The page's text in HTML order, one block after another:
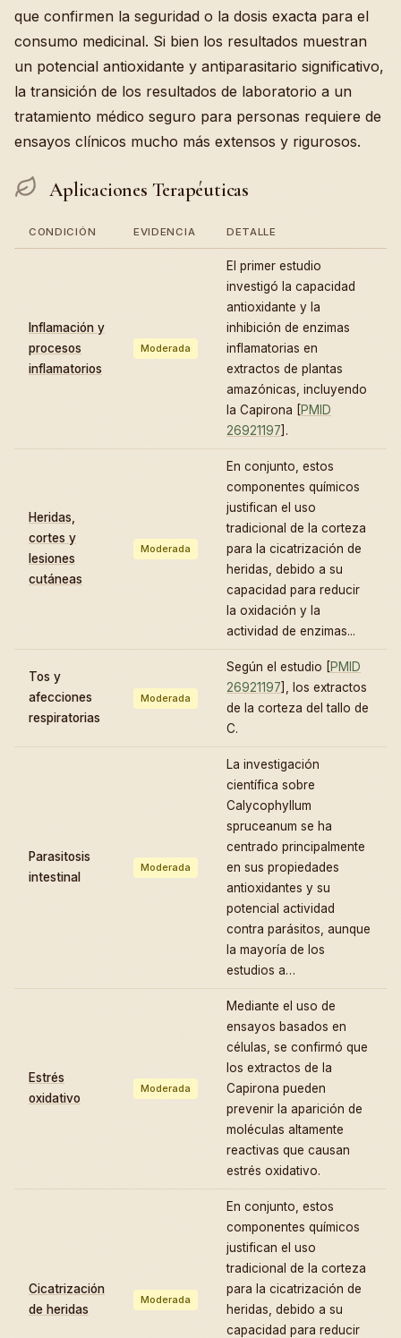
que confirmen la seguridad o la dosis exacta para el
consumo medicinal. Si bien los resultados muestran
un potencial antioxidante y antiparasitario significativo,
la transición de los resultados de laboratorio a un
tratamiento médico seguro para personas requiere de
ensayos clínicos mucho más extensos y rigurosos.
Aplicaciones Terapéuticas
CONDICIÓN EVIDENCIA DETALLE
Inflamación y
procesos
inflamatorios
Moderada
El primer estudio
investigó la capacidad
antioxidante y la
inhibición de enzimas
inflamatorias en
extractos de plantas
amazónicas, incluyendo
la Capirona [PMID
26921197].
Heridas,
cortes y
lesiones
cutáneas
Moderada
En conjunto, estos
componentes químicos
justifican el uso
tradicional de la corteza
para la cicatrización de
heridas, debido a su
capacidad para reducir
la oxidación y la
actividad de enzimas...
Tos y
afecciones
respiratorias
Moderada
Según el estudio [PMID
26921197], los extractos
de la corteza del tallo de
C.
Parasitosis
intestinal
Moderada
La investigación
científica sobre
Calycophyllum
spruceanum se ha
centrado principalmente
en sus propiedades
antioxidantes y su
potencial actividad
contra parásitos, aunque
la mayoría de los
estudios a…
Estrés
oxidativo
Moderada
Mediante el uso de
ensayos basados en
células, se confirmó que
los extractos de la
Capirona pueden
prevenir la aparición de
moléculas altamente
reactivas que causan
estrés oxidativo.
Cicatrización
de heridas
Moderada
En conjunto, estos
componentes químicos
justifican el uso
tradicional de la corteza
para la cicatrización de
heridas, debido a su
capacidad para reducir